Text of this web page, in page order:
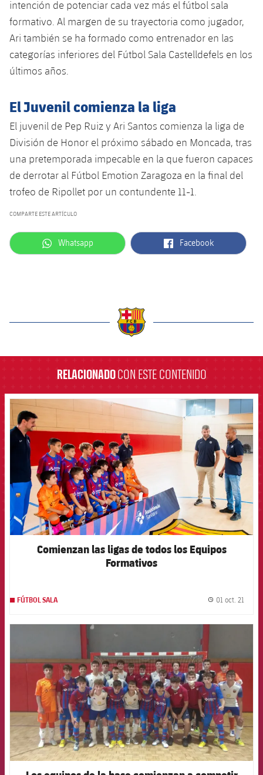
Accesibilidad
Instalaciones
intención de potenciar cada vez más el fútbol sala
formativo. Al margen de su trayectoria como jugador,
Ari también se ha formado como entrenador en las
categorías inferiores del Fútbol Sala Castelldefels en los
últimos años.
El Juvenil comienza la liga
El juvenil de Pep Ruiz y Ari Santos comienza la liga de
División de Honor el próximo sábado en Moncada, tras
una pretemporada impecable en la que fueron capaces
de derrotar al Fútbol Emotion Zaragoza en la final del
trofeo de Ripollet por un contundente 11-1.
COMPARTE ESTE ARTÍCULO
label.aria.whatsapp
Whatsapp label.aria.facebook
Facebook
RELACIONADOCON ESTE CONTENIDO
FCB Barcelona badge
Comienzan las ligas de todos los Equipos
Formativos
FÚTBOL SALA 01 oct. 21